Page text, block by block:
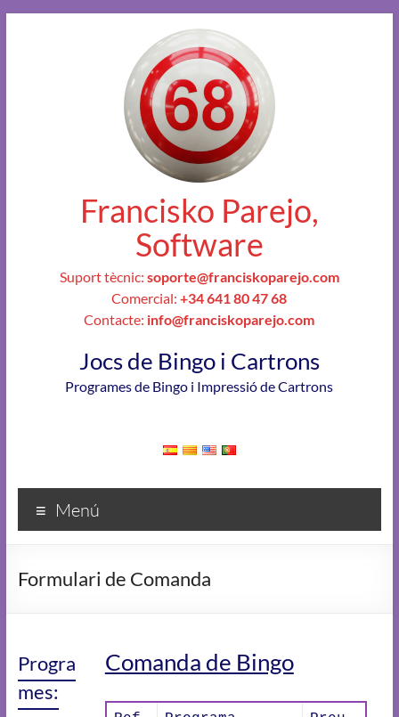
Francisko Parejo,
Software
Suport tècnic: soporte@franciskoparejo.com
Comercial:+34 641 80 47 68
Contacte: info@franciskoparejo.com
Jocs de Bingo i Cartrons
Programes de Bingo i Impressió de Cartrons
Menú
Formulari de Comanda
Comanda de Bingo
Progra
mes: